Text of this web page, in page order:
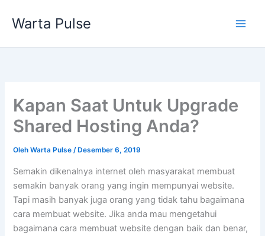
Warta Pulse
Kapan Saat Untuk Upgrade
Shared Hosting Anda?
OlehWarta Pulse/ Desember 6, 2019
Semakin dikenalnya internet oleh masyarakat membuat
semakin banyak orang yang ingin mempunyai website.
Tapi masih banyak juga orang yang tidak tahu bagaimana
cara membuat website. Jika anda mau mengetahui
bagaimana cara membuat website dengan baik dan benar,